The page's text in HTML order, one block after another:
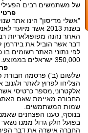
של משתמשים רבים
"אשלי מדיסון" הינו אתר
בשנת 2013 אשר מיועד לאנשים נשואים המעוניינים לנהל יחסים פתוחים.
האתר נהנה מפופולאריות
דבר אשר הוביל את בידרמן
350,000 ישראלים בממוצע.
שלשום (ב') פרסמה חבורת
הצליחו לפרוץ לאתר
אלקטרוני,מספר כרטיסי
החבורה מאיימת שאם
שמות המשתמשים.
בנוסף, טענו הפצחנים
בפועל חלק גדול ממנו
החברה אישרה את דבר